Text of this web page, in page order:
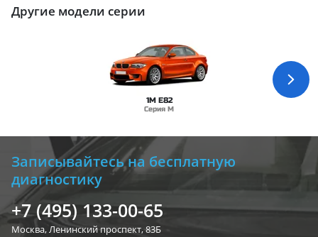
Другие модели серии
1M E82
Серия M
Записывайтесь на бесплатную
диагностику
+7 (495) 133-00-65
Москва, Ленинскийпроспект, 83Б